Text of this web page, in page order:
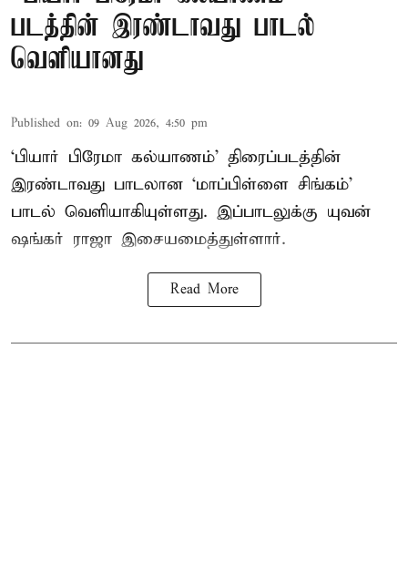
படத்தின் இரண்டாவது பாடல்
வெளியானது
Published on: 09 Aug 2026, 4:50 pm
‘பியார் பிரேமா கல்யாணம்’ திரைப்படத்தின்
இரண்டாவது பாடலான ‘மாப்பிள்ளை சிங்கம்’
பாடல் வெளியாகியுள்ளது. இப்பாடலுக்கு யுவன்
ஷங்கர் ராஜா இசையமைத்துள்ளார்.
Read More